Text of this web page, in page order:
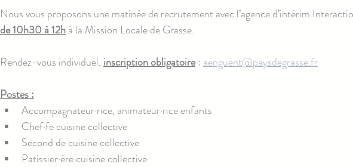
Nous vous proposons une matinée de recrutement avec l’agence d’intérim
de 10h30 à 12h à la Mission Locale de Grasse.
Rendez-vous individuel, inscription obligatoire : aenguent@paysdegrasse.fr
Postes :
Accompagnateur·rice, animateur·rice enfants
Chef·fe cuisine collective
Second de cuisine collective
Patissier·ère cuisine collective